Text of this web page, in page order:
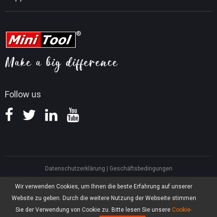
Wir verwenden Cookies, um Ihnen die beste Erfahrung auf unserer
Website zu geben. Durch die weitere Nutzung der Webseite stimmen
Sie der Verwendung von Cookie zu. Bitte lesen Sie unsere Cookie-
Follow us
Tipps für PDF-Bearbeitung
Tipps für Videokonvertierung
Tipps für Bildschirmaufnahmen
Wissensdatenbank
Hilfe
Datenschutzerklärung | Geschäftsbedingungen
Columbia, V6B 2Z4
Asia, Hong Kong, Suite 820,8/F., Ocean Centre, Harbour City, 5 Canton Road,
Tsim Sha Tsui, Kowloon